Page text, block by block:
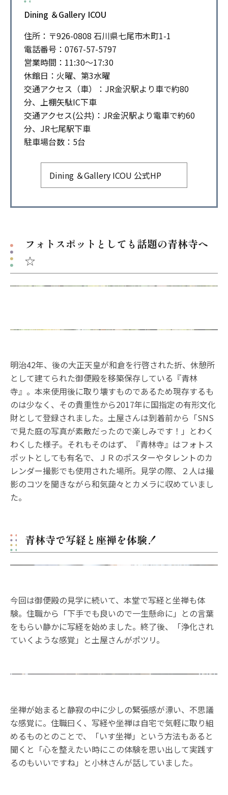
Dining ＆Gallery ICOU
住所：〒926-0808 石川県七尾市木町1-1
電話番号：0767-57-5797
営業時間：11:30～17:30
休館日：火曜、第3水曜
交通アクセス（車）：JR金沢駅より車で約80
分、上棚矢駄IC下車
交通アクセス(公共)：JR金沢駅より電車で約60
分、JR七尾駅下車
駐車場台数：5台
Dining ＆Gallery ICOU 公式HP
フォトスポットとしても話題の青林寺へ
☆
明治42年、後の大正天皇が和倉を行啓された折、休憩所
として建てられた御便殿を移築保存している『青林
寺』。本来使用後に取り壊すものであるため現存するも
のは少なく、その貴重性から2017年に国指定の有形文化
財として登録されました。土屋さんは到着前から「SNS
で見た庭の写真が素敵だったので楽しみです！」とわく
わくした様子。それもそのはず、『青林寺』はフォトス
ポットとしても有名で、ＪＲのポスターやタレントのカ
レンダー撮影でも使用された場所。見学の際、２人は撮
影のコツを聞きながら和気藹々とカメラに収めていまし
た。
青林寺で写経と座禅を体験！
今回は御便殿の見学に続いて、本堂で写経と坐禅も体
験。住職から「下手でも良いので一生懸命に」との言葉
をもらい静かに写経を始めました。終了後、「浄化され
ていくような感覚」と土屋さんがポツリ。
坐禅が始まると静寂の中に少しの緊張感が漂い、不思議
な感覚に。住職曰く、写経や坐禅は自宅で気軽に取り組
めるものとのことで、「いす坐禅」という方法もあると
聞くと「心を整えたい時にこの体験を思い出して実践す
るのもいいですね」と小林さんが話していました。